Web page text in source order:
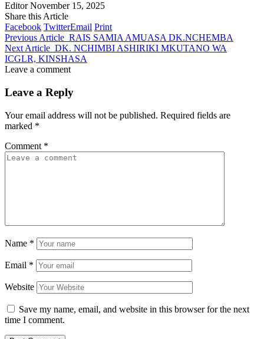
Editor November 15, 2025
Share this Article
Facebook TwitterEmail Print
Previous Article RAIS SAMIA AMUASA DK.NCHEMBA
Next Article DK. NCHIMBI ASHIRIKI MKUTANO WA
ICGLR, KINSHASA
Leave a comment
Leave a Reply
Your email address will not be published. Required fields are
marked *
Comment *
Name *
Email *
Website
Save my name, email, and website in this browser for the next
time I comment.